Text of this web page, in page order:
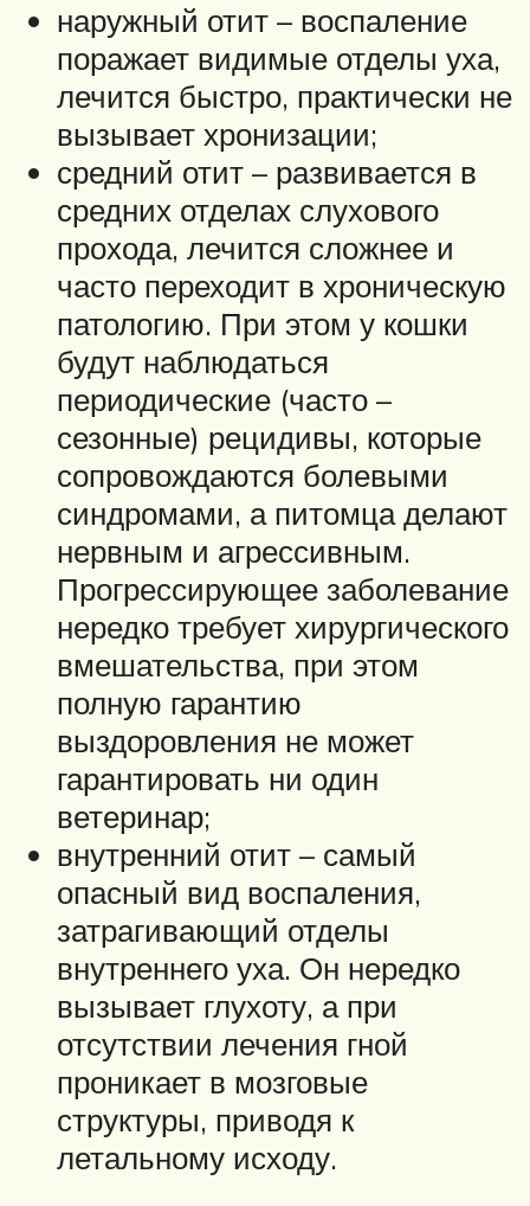
наружный отит – воспаление
поражает видимые отделы уха,
лечится быстро, практически не
вызывает хронизации;
средний отит – развивается в
средних отделах слухового
прохода, лечится сложнее и
часто переходит в хроническую
патологию. При этом у кошки
будут наблюдаться
периодические (часто –
сезонные) рецидивы, которые
сопровождаются болевыми
синдромами, а питомца делают
нервным и агрессивным.
Прогрессирующее заболевание
нередко требует хирургического
вмешательства, при этом
полную гарантию
выздоровления не может
гарантировать ни один
ветеринар;
внутренний отит – самый
опасный вид воспаления,
затрагивающий отделы
внутреннего уха. Он нередко
вызывает глухоту, а при
отсутствии лечения гной
проникает в мозговые
структуры, приводя к
летальному исходу.